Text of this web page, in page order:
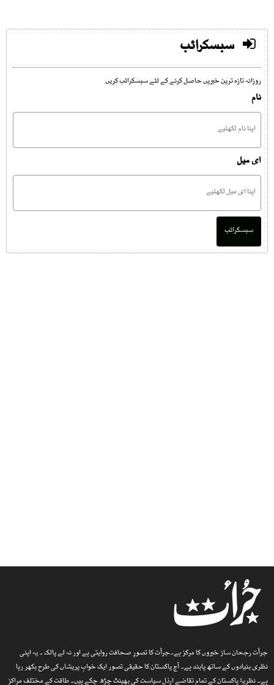
سبسکرائب
روزانہ تازہ ترین خبریں حاصل کرنے کے لئے سبسکرائب کریں
نام
ای میل
سبسکرائب
جرأت رجحان ساز خبروں کا مرکز ہے۔جرأت کا تصورِ صحافت روایتی ہے اور نہ لے پالک ۔ یہ اپنی
نظری بنیادوں کے ساتھ پابند ہے۔ آج پاکستان کا حقیقی تصور ایک خوابِ پریشاں کی طرح بکھر رہا
ہے۔ نظریۂ پاکستان کے تمام تقاضے ارذل سیاست کی بھینٹ چڑھ چکے ہیں۔ طاقت کے مختلف مراکز